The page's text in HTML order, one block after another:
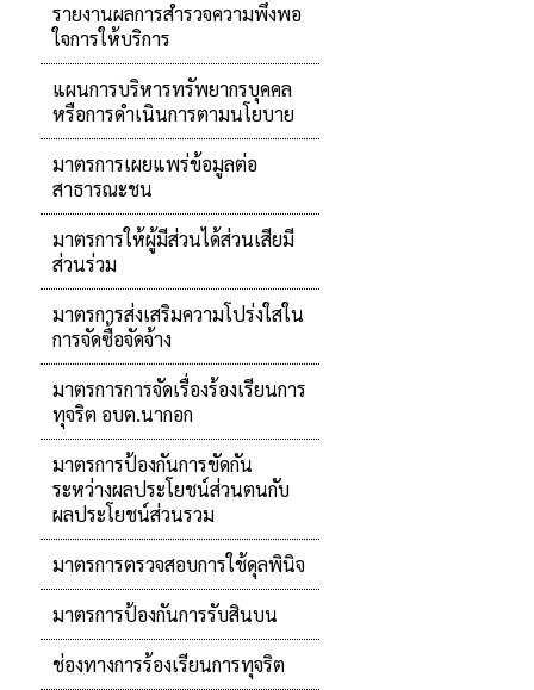
รายงานผลการสำรวจความพึงพอ
ใจการให้บริการ
แผนการบริหารทรัพยากรบุคคล
หรือการดำเนินการตามนโยบาย
มาตรการเผยแพร่ข้อมูลต่อ
สาธารณะชน
มาตรการให้ผู้มีส่วนได้ส่วนเสียมี
ส่วนร่วม
มาตรการส่งเสริมความโปร่งใสใน
การจัดซื้อจัดจ้าง
มาตรการการจัดเรื่องร้องเรียนการ
ทุจริต อบต.นากอก
มาตรการป้องกันการขัดกัน
ระหว่างผลประโยชน์ส่วนตนกับ
ผลประโยชน์ส่วนรวม
มาตรการตรวจสอบการใช้ดุลพินิจ
มาตรการป้องกันการรับสินบน
ช่องทางการร้องเรียนการทุจริต